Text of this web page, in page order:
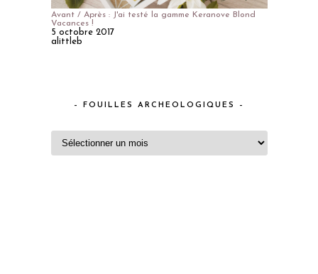
Avant / Après : J'ai testé la gamme Keranove Blond
Vacances !
5 octobre 2017
alittleb
– FOUILLES ARCHEOLOGIQUES –